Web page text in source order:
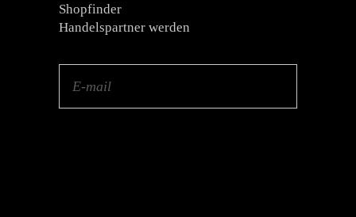
Shopfinder
Handelspartner werden